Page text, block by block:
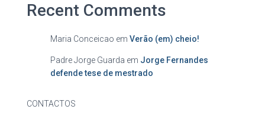
Recent Comments
Maria Conceicao em Verão (em) cheio!
Padre Jorge Guarda em Jorge Fernandes
defende tese de mestrado
CONTACTOS